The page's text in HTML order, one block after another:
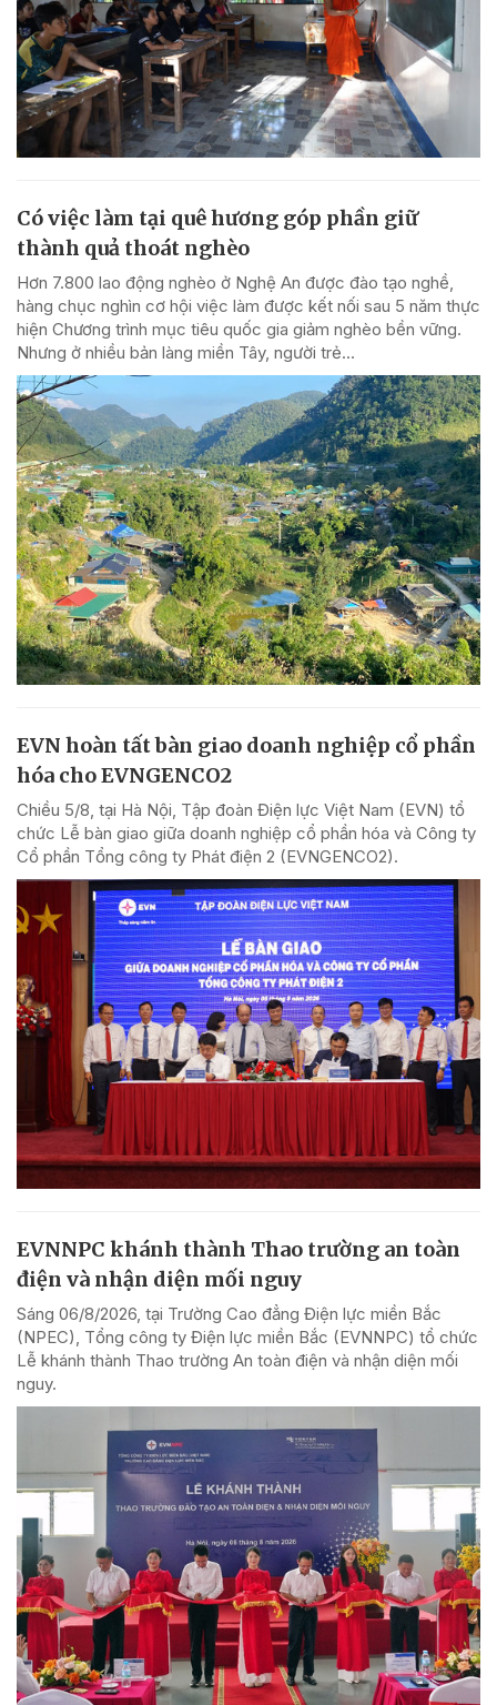
Có việc làm tại quê hương góp phần giữ
thành quả thoát nghèo
Hơn 7.800 lao động nghèo ở Nghệ An được đào tạo nghề,
hàng chục nghìn cơ hội việc làm được kết nối sau 5 năm thực
hiện Chương trình mục tiêu quốc gia giảm nghèo bền vững.
Nhưng ở nhiều bản làng miền Tây, người trẻ...
EVN hoàn tất bàn giao doanh nghiệp cổ phần
hóa cho EVNGENCO2
Chiều 5/8, tại Hà Nội, Tập đoàn Điện lực Việt Nam (EVN) tổ
chức Lễ bàn giao giữa doanh nghiệp cổ phần hóa và Công ty
Cổ phần Tổng công ty Phát điện 2 (EVNGENCO2).
EVNNPC khánh thành Thao trường an toàn
điện và nhận diện mối nguy
Sáng 06/8/2026, tại Trường Cao đẳng Điện lực miền Bắc
(NPEC), Tổng công ty Điện lực miền Bắc (EVNNPC) tổ chức
Lễ khánh thành Thao trường An toàn điện và nhận diện mối
nguy.